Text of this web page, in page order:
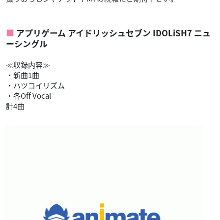
アプリゲーム アイドリッシュセブン IDOLiSH7 ニュ
ーシングル
≪収録内容≫
・新曲1曲
・ハツコイリズム
・各Off Vocal
計4曲